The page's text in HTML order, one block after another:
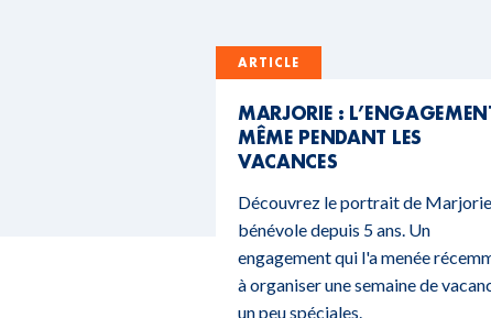
ARTICLE
MARJORIE :
MÊME PENDANT LES
VACANCES
Découvrez le portrait de
bénévole depuis 5 ans. Un
engagement qui l'a menée
à organiser une semaine de
un peu spéciales.